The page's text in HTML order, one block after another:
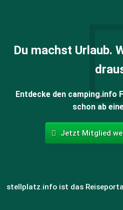
Du machst Urlaub.
Entdecke den camping.info
schon ab
Jetzt Mitglied
stellplatz.info ist das